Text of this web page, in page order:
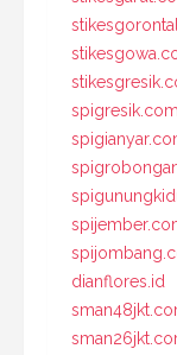
spigresik.com
dianflores.id